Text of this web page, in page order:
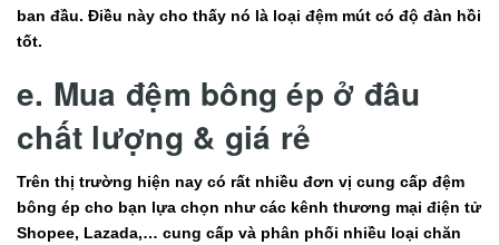
ban đầu. Điều này cho thấy nó là loại đệm mút có độ đàn hồi
tốt.
e. Mua đệm bông ép ở đâu
chất lượng & giá rẻ
Trên thị trường hiện nay có rất nhiều đơn vị cung cấp đệm
bông ép cho bạn lựa chọn như các kênh thương mại điện tử
Shopee, Lazada,… cung cấp và phân phối nhiều loại chăn